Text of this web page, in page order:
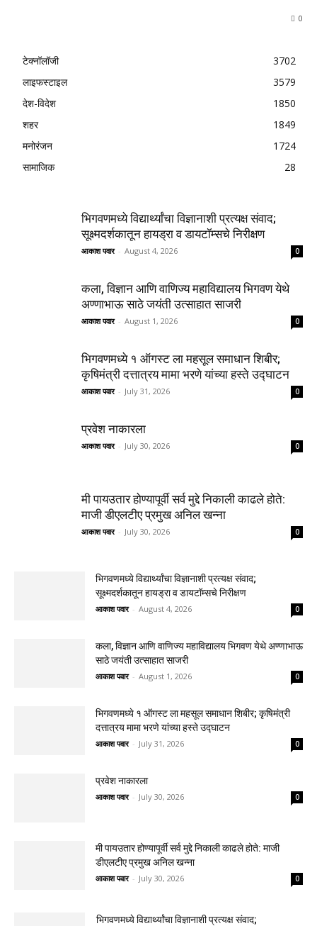
0
टेक्नॉलॉजी
3702
लाइफस्टाइल
3579
देश-विदेश
1850
शहर
1849
मनोरंजन
1724
सामाजिक
28
भिगवणमध्ये विद्यार्थ्यांचा विज्ञानाशी प्रत्यक्ष संवाद;
सूक्ष्मदर्शकातून हायड्रा व डायटॉम्सचे निरीक्षण
आकाश पवार - August 4, 2026 0
कला, विज्ञान आणि वाणिज्य महाविद्यालय भिगवण येथे
अण्णाभाऊ साठे जयंती उत्साहात साजरी
आकाश पवार - August 1, 2026 0
भिगवणमध्ये १ ऑगस्ट ला महसूल समाधान शिबीर;
कृषिमंत्री दत्तात्रय मामा भरणे यांच्या हस्ते उद्घाटन
आकाश पवार - July 31, 2026 0
प्रवेश नाकारला
आकाश पवार - July 30, 2026 0
मी पायउतार होण्यापूर्वी सर्व मुद्दे निकाली काढले होते:
माजी डीएलटीए प्रमुख अनिल खन्ना
आकाश पवार - July 30, 2026 0
भिगवणमध्ये विद्यार्थ्यांचा विज्ञानाशी प्रत्यक्ष संवाद;
सूक्ष्मदर्शकातून हायड्रा व डायटॉम्सचे निरीक्षण
आकाश पवार - August 4, 2026 0
कला, विज्ञान आणि वाणिज्य महाविद्यालय भिगवण येथे अण्णाभाऊ
साठे जयंती उत्साहात साजरी
आकाश पवार - August 1, 2026 0
भिगवणमध्ये १ ऑगस्ट ला महसूल समाधान शिबीर; कृषिमंत्री
दत्तात्रय मामा भरणे यांच्या हस्ते उद्घाटन
आकाश पवार - July 31, 2026 0
प्रवेश नाकारला
आकाश पवार - July 30, 2026 0
मी पायउतार होण्यापूर्वी सर्व मुद्दे निकाली काढले होते: माजी
डीएलटीए प्रमुख अनिल खन्ना
आकाश पवार - July 30, 2026 0
भिगवणमध्ये विद्यार्थ्यांचा विज्ञानाशी प्रत्यक्ष संवाद;